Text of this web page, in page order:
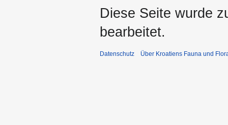
Diese Seite wurde
bearbeitet.
Datenschutz Über Kroatiens Fauna und